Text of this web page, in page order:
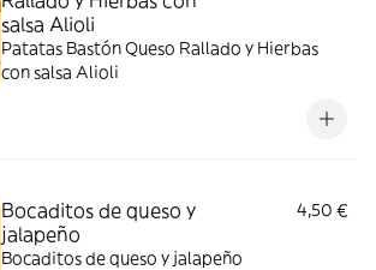
salsa Alioli
Patatas Bastón Queso Rallado y Hierbas
con salsa Alioli
Bocaditos de queso y
jalapeño
4,50 €
Bocaditos de queso y jalapeño